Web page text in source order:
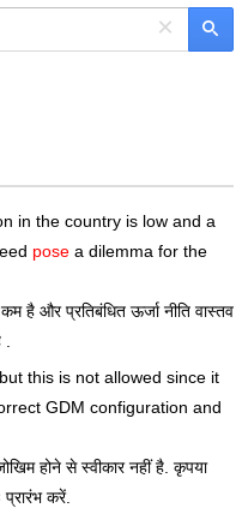
×
in the country is low and a
pose a dilemma for the
है और प्रतिबंधित ऊर्जा नीति वास्तव
this is not allowed since it
GDM configuration and
होने से स्वीकार नहीं है. कृपया
करें.